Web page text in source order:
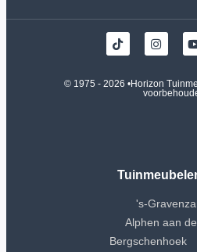
© 1975 - 2026 •Horizon
's-
Alphen aan
Bergschenhoek